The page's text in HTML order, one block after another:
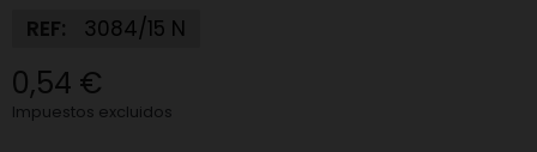
REF: 3084/15 N
0,54 €
Impuestos excluidos